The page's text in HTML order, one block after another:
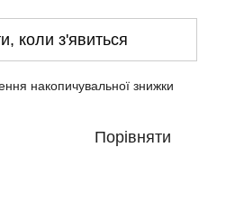
коли з'явиться
накопичувальної знижки
Порівняти